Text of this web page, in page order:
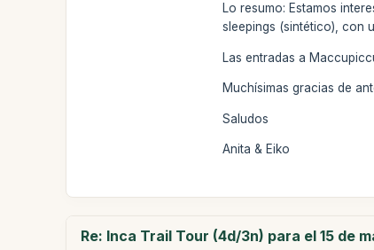
Lo resumo: Estamos
sleepings (sintético), con
Las entradas a
Muchísimas gracias de
Saludos
Anita & Eiko
Re: Inca Trail Tour (4d/3n) para el 15 de